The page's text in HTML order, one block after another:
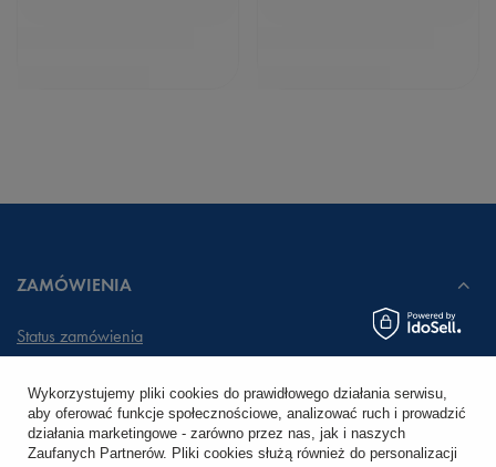
ZAMÓWIENIA
Status zamówienia
Chcę zareklamować produkt
Wykorzystujemy pliki cookies do prawidłowego działania serwisu,
aby oferować funkcje społecznościowe, analizować ruch i prowadzić
działania marketingowe - zarówno przez nas, jak i naszych
Zaufanych Partnerów. Pliki cookies służą również do personalizacji